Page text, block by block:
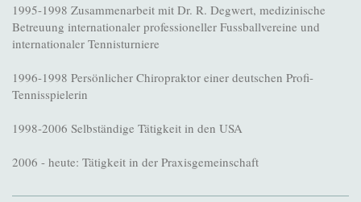
1995-1998 Zusammenarbeit mit Dr. R. Degwert, medizinische
Betreuung internationaler professioneller Fussballvereine und
internationaler Tennisturniere
1996-1998 Persönlicher Chiropraktor einer deutschen Profi-
Tennisspielerin
1998-2006 Selbständige Tätigkeit in den USA
2006 - heute: Tätigkeit in der Praxisgemeinschaft